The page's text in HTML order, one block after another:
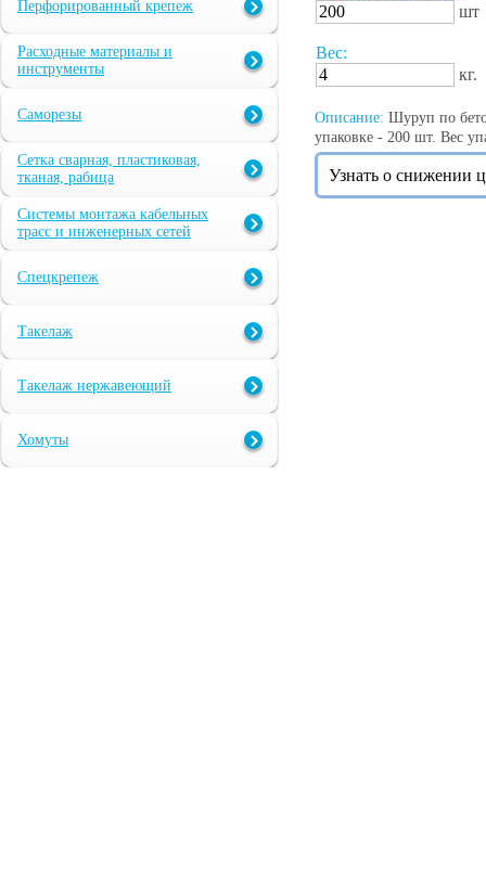
Перфорированный крепеж
Расходные материалы и
инструменты
Саморезы
Сетка сварная, пластиковая,
тканая, рабица
Системы монтажа кабельных
трасс и инженерных сетей
Спецкрепеж
Такелаж
Такелаж нержавеющий
Хомуты
шт
Вес:
кг.
Описание: Шуруп по
упаковке - 200 шт. Вес
Узнать о снижении